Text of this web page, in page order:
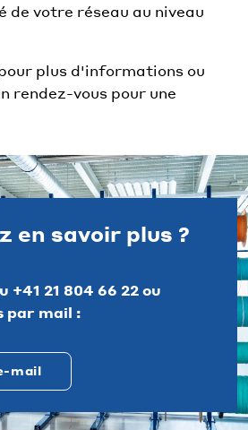
de votre réseau au niveau
plus d'informations ou
rendez-vous pour une
en savoir plus ?
+41 21 804 66 22ou
par mail :
mail